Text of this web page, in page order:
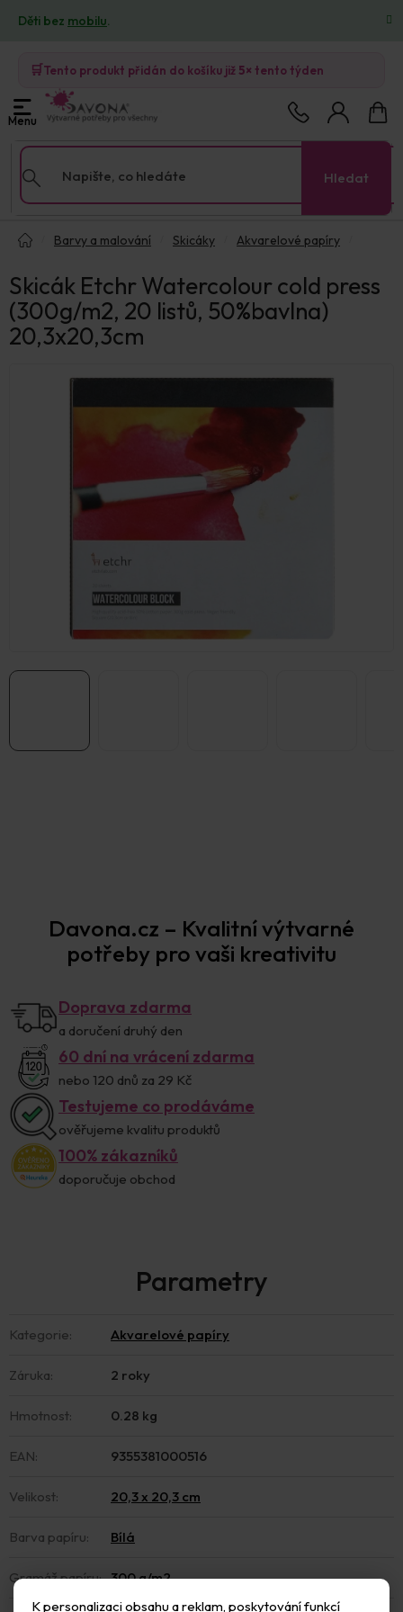
K personalizaci obsahu a reklam, poskytování funkcí
obsah
Děti bez mobilu.
🛒Tento produkt přidán do košíku již 5× tento týden
Hledat
košík
Barvy a malování
Skicáky Akvarelové papíry
Skicák Etchr Watercolour cold press
(300g/m2, 20 listů, 50%bavlna)
20,3x20,3cm
Davona.cz – Kvalitní výtvarné
potřeby pro vaši kreativitu
Doprava zdarma
a doručení druhý den
60 dní na vrácení zdarma
nebo 120 dnů za 29 Kč
Testujeme co prodáváme
ověřujeme kvalitu produktů
100% zákazníků
doporučuje obchod
Kategorie: Akvarelové papíry
Záruka: 2 roky
Hmotnost: 0.28 kg
EAN: 9355381000516
Velikost: 20,3 x 20,3 cm
Barva papíru: Bílá
Gramáž papíru: 300 g/m2